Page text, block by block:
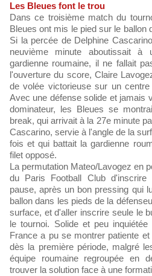
Les Bleues font le trou
Dans ce troisième match du
Bleues ont mis le pied sur le ballon
Si la percée de Delphine
neuvième minute aboutissait
gardienne roumaine, il ne fallait
l'ouverture du score, Claire
de volée victorieuse sur un
Avec une défense solide et jamais
dominateur, les Bleues se
break, qui arrivait à la 27e minute
Cascarino, servie à l'angle de la
fois et qui battait la gardienne
filet opposé.
La permutation Mateo/Lavogez en
du Paris Football Club
pause, après un bon pressing qui
ballon dans les pieds de la
surface, et d'aller inscrire seule le
le tournoi. Solide et peu
France a pu se montrer patiente
dès la première période, malgré
équipe roumaine regroupée en
trouver la solution face à une